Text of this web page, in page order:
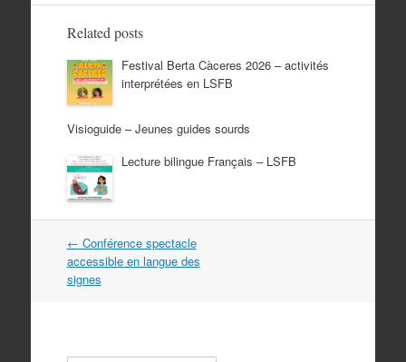
k
Related posts
Festival Berta Càceres 2026 – activités
interprétées en LSFB
Visioguide – Jeunes guides sourds
Lecture bilingue Français – LSFB
Post
navigation
← Conférence spectacle
accessible en langue des
signes